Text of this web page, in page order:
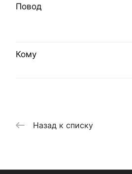
Повод
Кому
Назад к списку